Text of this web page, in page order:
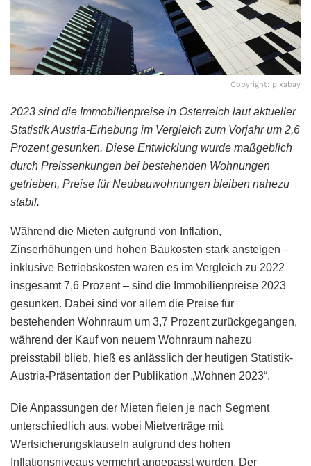
Copyright: pixabay
2023 sinddie Immobilienpreise in Österreich laut aktueller
Statistik Austria-Erhebung im Vergleich zum Vorjahr um 2,6
Prozent gesunken. Diese Entwicklung wurde maßgeblich
durch Preissenkungen bei bestehenden Wohnungen
getrieben, Preise für Neubauwohnungen bleiben nahezu
stabil.
Während die Mieten aufgrund von Inflation,
Zinserhöhungen und hohen Baukosten stark ansteigen –
inklusive Betriebskosten waren es im Vergleich zu 2022
insgesamt 7,6 Prozent – sind die Immobilienpreise 2023
gesunken. Dabei sind vor allem die Preise für
bestehenden Wohnraum um 3,7 Prozent zurückgegangen,
während der Kauf von neuem Wohnraum nahezu
preisstabil blieb, hieß es anlässlich der heutigen Statistik-
Austria-Präsentation der Publikation „Wohnen 2023“.
Die Anpassungen der Mieten fielen je nach Segment
unterschiedlich aus, wobei Mietverträge mit
Wertsicherungsklauseln aufgrund des hohen
Inflationsniveaus vermehrt angepasst wurden. Der